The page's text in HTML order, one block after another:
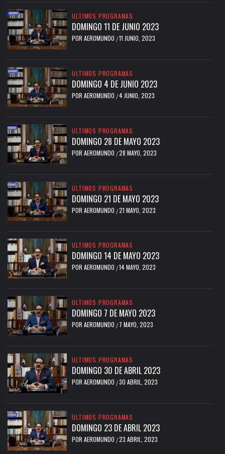
ULTIMOS PROGRAMAS
DOMINGO 11 DE JUNIO 2023
POR AEROMUNDO /11 JUNIO, 2023
ULTIMOS PROGRAMAS
DOMINGO 4 DE JUNIO 2023
POR AEROMUNDO /4 JUNIO, 2023
ULTIMOS PROGRAMAS
DOMINGO 28 DE MAYO 2023
POR AEROMUNDO /28 MAYO, 2023
ULTIMOS PROGRAMAS
DOMINGO 21 DE MAYO 2023
POR AEROMUNDO /21 MAYO, 2023
ULTIMOS PROGRAMAS
DOMINGO 14 DE MAYO 2023
POR AEROMUNDO /14 MAYO, 2023
ULTIMOS PROGRAMAS
DOMINGO 7 DE MAYO 2023
POR AEROMUNDO / 7 MAYO, 2023
ULTIMOS PROGRAMAS
DOMINGO 30 DE ABRIL 2023
POR AEROMUNDO /30 ABRIL, 2023
ULTIMOS PROGRAMAS
DOMINGO 23 DE ABRIL 2023
POR AEROMUNDO /23 ABRIL, 2023